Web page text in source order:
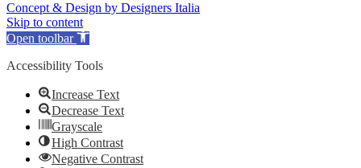
Concept & Design by Designers Italia
Skip to content
Open toolbar
Accessibility Tools
Increase Text
Decrease Text
Grayscale
High Contrast
Negative Contrast